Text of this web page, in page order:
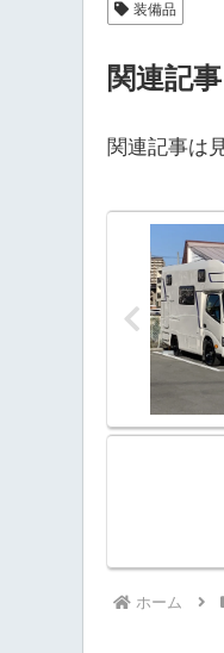
装備品
関連記事
関連記事は
ホーム